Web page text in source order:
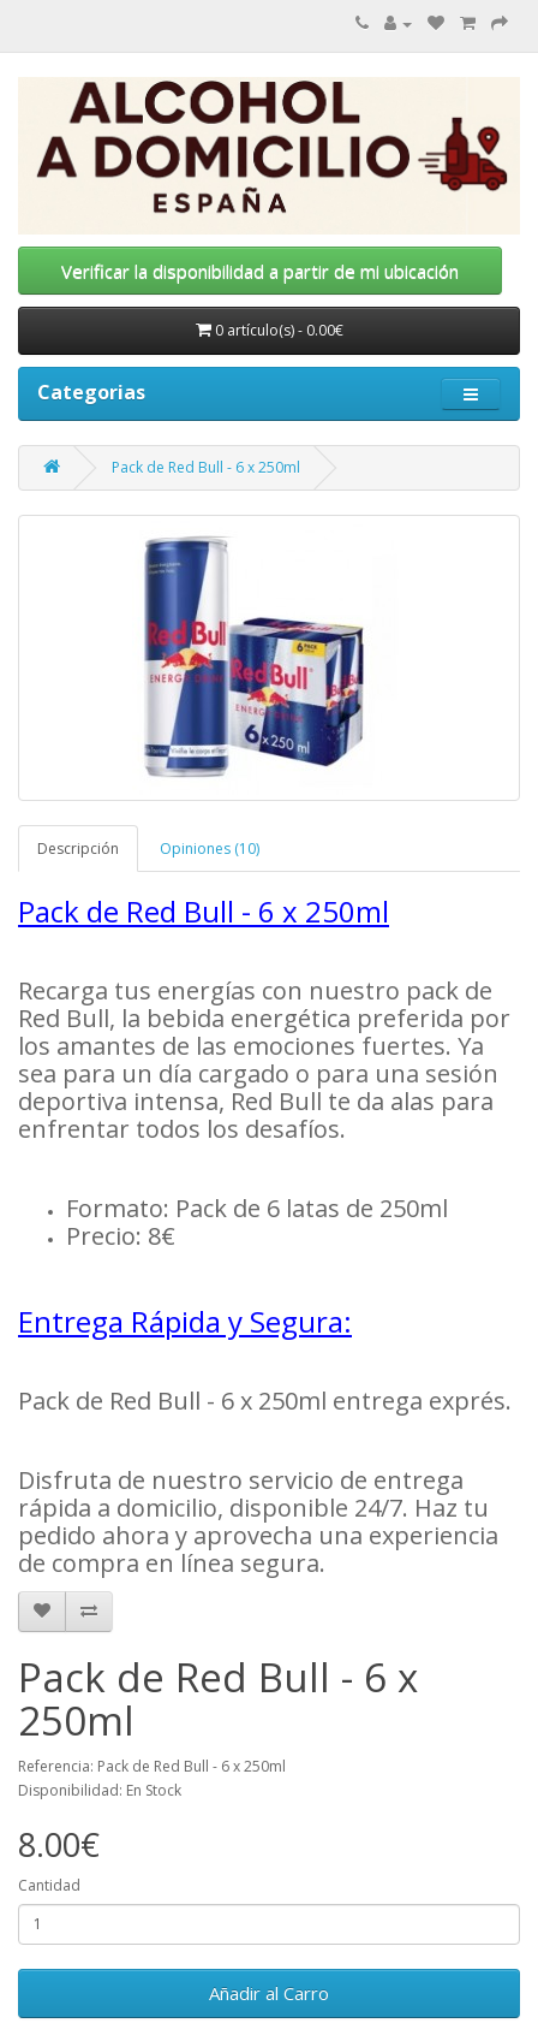
Verificar la disponibilidad a partir de mi ubicación
0 artículo(s) - 0.00€
Categorias
Pack de Red Bull - 6 x 250ml
Descripción Opiniones (10)
Pack de Red Bull - 6 x 250ml
Recarga tus energías con nuestro pack de
Red Bull, la bebida energética preferida por
los amantes de las emociones fuertes. Ya
sea para un día cargado o para una sesión
deportiva intensa, Red Bull te da alas para
enfrentar todos los desafíos.
Formato: Pack de 6 latas de 250ml
Precio: 8€
Entrega Rápida y Segura:
Pack de Red Bull - 6 x 250ml entrega exprés.
Disfruta de nuestro servicio de entrega
rápida a domicilio, disponible 24/7. Haz tu
pedido ahora y aprovecha una experiencia
de compra en línea segura.
Pack de Red Bull - 6 x
250ml
Referencia: Pack de Red Bull - 6 x 250ml
Disponibilidad: En Stock
8.00€
Cantidad
Añadir al Carro